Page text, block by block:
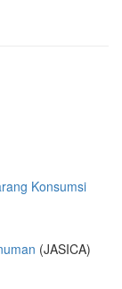
Konsumsi
(JASICA)